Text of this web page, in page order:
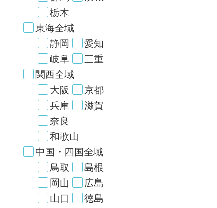
栃木
東海全域
静岡
愛知
岐阜
三重
関西全域
大阪
京都
兵庫
滋賀
奈良
和歌山
中国・四国全域
鳥取
島根
岡山
広島
山口
徳島